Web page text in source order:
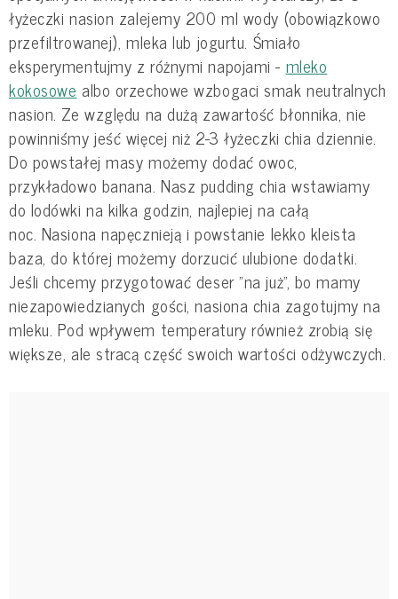
łyżeczki nasion zalejemy 200 ml wody (obowiązkowo
przefiltrowanej), mleka lub jogurtu. Śmiało
eksperymentujmy z różnymi napojami - mleko
kokosowe albo orzechowe wzbogaci smak neutralnych
nasion. Ze względu na dużą zawartość błonnika, nie
powinniśmy jeść więcej niż 2-3 łyżeczki chia dziennie.
Do powstałej masy możemy dodać owoc,
przykładowo banana. Nasz pudding chia wstawiamy
do lodówki na kilka godzin, najlepiej na całą
noc. Nasiona napęcznieją i powstanie lekko kleista
baza, do której możemy dorzucić ulubione dodatki.
Jeśli chcemy przygotować deser "na już", bo mamy
niezapowiedzianych gości, nasiona chia zagotujmy na
mleku. Pod wpływem temperatury również zrobią się
większe, ale stracą część swoich wartości odżywczych.